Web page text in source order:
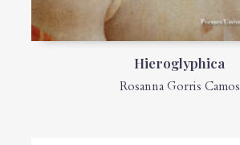
Hieroglyphica
Rosanna Gorris Camos